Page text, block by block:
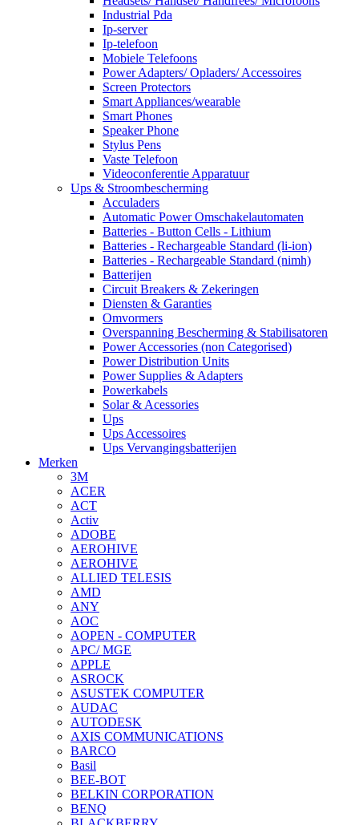
Industrial Pda
Ip-server
Ip-telefoon
Mobiele Telefoons
Power Adapters/ Opladers/ Accessoires
Screen Protectors
Smart Appliances/wearable
Smart Phones
Speaker Phone
Stylus Pens
Vaste Telefoon
Videoconferentie Apparatuur
Ups & Stroombescherming
Acculaders
Automatic Power Omschakelautomaten
Batteries - Button Cells - Lithium
Batteries - Rechargeable Standard (li-ion)
Batteries - Rechargeable Standard (nimh)
Batterijen
Circuit Breakers & Zekeringen
Diensten & Garanties
Omvormers
Overspanning Bescherming & Stabilisatoren
Power Accessories (non Categorised)
Power Distribution Units
Power Supplies & Adapters
Powerkabels
Solar & Acessories
Ups
Ups Accessoires
Ups Vervangingsbatterijen
Merken
3M
ACER
ACT
Activ
ADOBE
AEROHIVE
AEROHIVE
ALLIED TELESIS
AMD
ANY
AOC
AOPEN - COMPUTER
APC/ MGE
APPLE
ASROCK
ASUSTEK COMPUTER
AUDAC
AUTODESK
AXIS COMMUNICATIONS
BARCO
Basil
BEE-BOT
BELKIN CORPORATION
BENQ